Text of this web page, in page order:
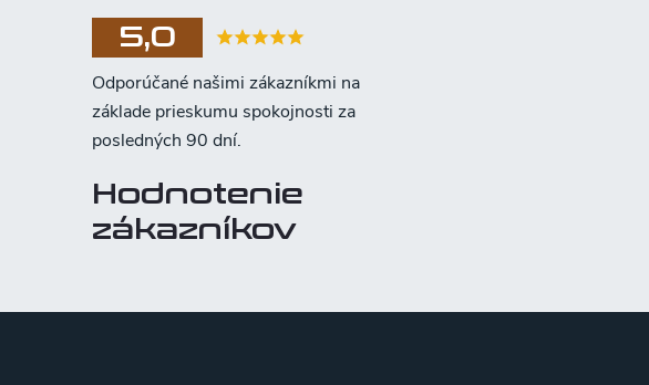
5,0
Hodnotenie
zákazníkov